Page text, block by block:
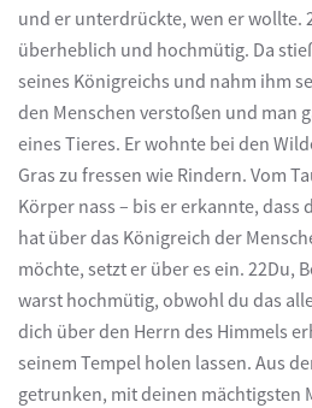
und er unterdrückte, wen er wollte.
überheblich und hochmütig. Da
seines Königreichs und nahm ihm
den Menschen verstoßen und man
eines Tieres. Er wohnte bei den
Gras zu fressen wie Rindern. Vom
Körper nass – bis er erkannte, dass
hat über das Königreich der
möchte, setzt er über es ein. 22Du,
warst hochmütig, obwohl du das
dich über den Herrn des Himmels
seinem Tempel holen lassen. Aus
getrunken, mit deinen mächtigsten